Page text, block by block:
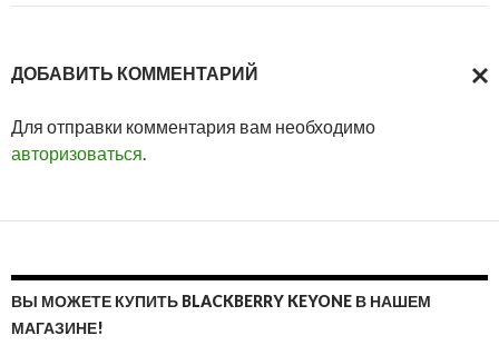
ДОБАВИТЬ КОММЕНТАРИЙ
Для отправки комментария вам необходимо
авторизоваться.
ВЫ МОЖЕТЕ КУПИТЬ BLACKBERRY KEYONE В НАШЕМ
МАГАЗИНЕ!